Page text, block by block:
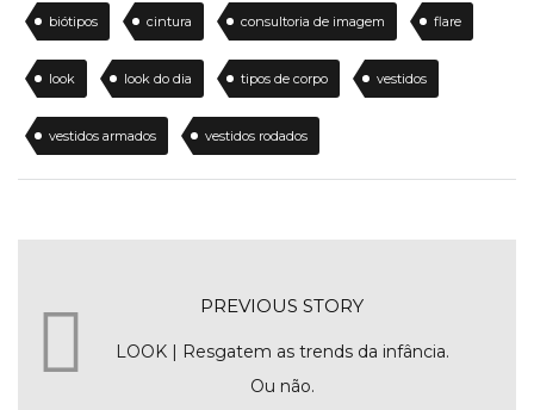
biótipos cintura consultoria de imagem flare
look look do dia tipos de corpo vestidos
vestidos armados vestidos rodados
PREVIOUS STORY
LOOK | Resgatem as trends da infância.
Ou não.